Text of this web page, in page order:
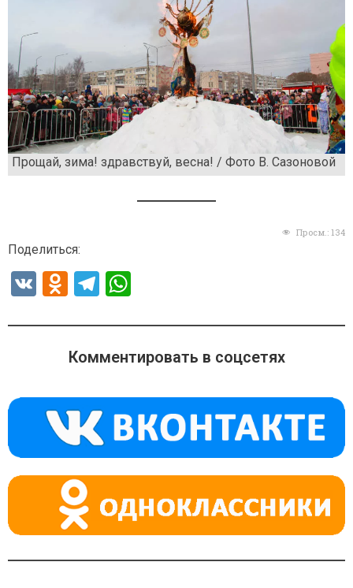
Прощай, зима! здравствуй, весна! / Фото В. Сазоновой
Просм.: 134
Поделиться:
V
O
n
o
a
ss
ni
ki
T
e
gr
m
at
s
p
p
Комментировать в соцсетях